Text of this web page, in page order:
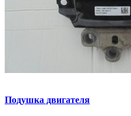
Подушка двигателя